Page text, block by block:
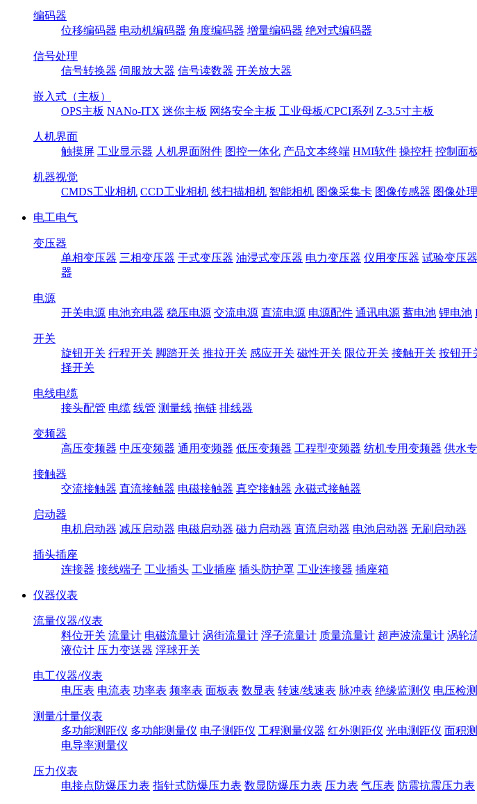
编码器
位移编码器 电动机编码器 角度编码器 增量编码器 绝对式编码器
信号处理
信号转换器 伺服放大器 信号读数器 开关放大器
嵌入式（主板）
OPS主板 NANo-ITX 迷你主板 网络安全主板 工业母板/CPCI系列 Z-3.5寸主板
人机界面
触摸屏 工业显示器 人机界面附件 图控一体化 产品文本终端 HMI软件 操控杆 控制面
机器视觉
CMDS工业相机 CCD工业相机 线扫描相机 智能相机 图像采集卡 图像传感器 图像处
电工电气
变压器
单相变压器 三相变压器 干式变压器 油浸式变压器 电力变压器 仪用变压器 试验变压器
器
电源
开关电源 电池充电器 稳压电源 交流电源 直流电源 电源配件 通讯电源 蓄电池 锂电池
开关
旋钮开关 行程开关 脚踏开关 推拉开关 感应开关 磁性开关 限位开关 接触开关 按钮开
择开关
电线电缆
接头配管 电缆 线管 测量线 拖链 排线器
变频器
高压变频器 中压变频器 通用变频器 低压变频器 工程型变频器 纺机专用变频器 供水
接触器
交流接触器 直流接触器 电磁接触器 真空接触器 永磁式接触器
启动器
电机启动器 减压启动器 电磁启动器 磁力启动器 直流启动器 电池启动器 无刷启动器
插头插座
连接器 接线端子 工业插头 工业插座 插头防护罩 工业连接器 插座箱
仪器仪表
流量仪器/仪表
料位开关 流量计 电磁流量计 涡街流量计 浮子流量计 质量流量计 超声波流量计 涡轮
液位计 压力变送器 浮球开关
电工仪器/仪表
电压表 电流表 功率表 频率表 面板表 数显表 转速/线速表 脉冲表 绝缘监测仪 电压检
测量/计量仪表
多功能测距仪 多功能测量仪 电子测距仪 工程测量仪器 红外测距仪 光电测距仪 面积
电导率测量仪
压力仪表
电接点防爆压力表 指针式防爆压力表 数显防爆压力表 压力表 气压表 防震抗震压力表